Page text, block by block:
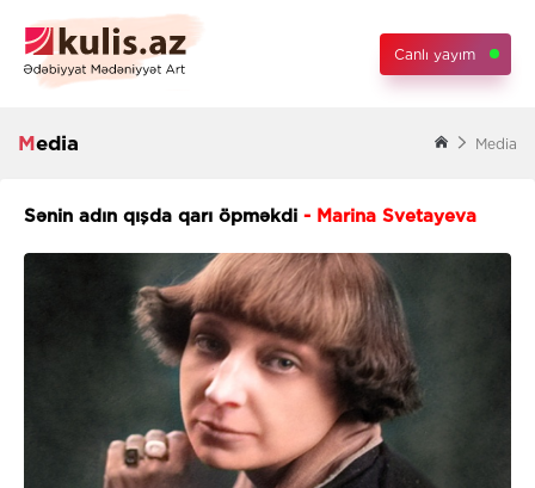
Canlı yayım
Media Media
Sənin adın qışda qarı öpməkdi - Marina Svetayeva